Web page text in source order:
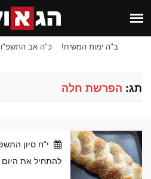
ב"ה ימות המשיח! כ"ה אב התשפ"ו (08.08.2026)
תג: הפרשת חלה
י"ח סיון התשפ"ו,
להתחיל את